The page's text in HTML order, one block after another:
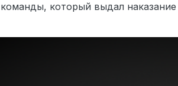
который выдал наказание